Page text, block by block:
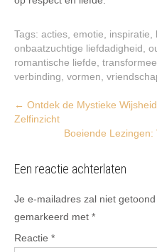
Tags: acties emotie inspiratie
onbaatzuchtige liefdadigheid
romantische liefde
verbinding vormen
Post
navigation
← Ontdek de Mystieke
Zelfinzicht
Boeiende Lezingen:
Een reactie achterlaten
Je e-mailadres zal niet getoond
gemarkeerd met *
Reactie *